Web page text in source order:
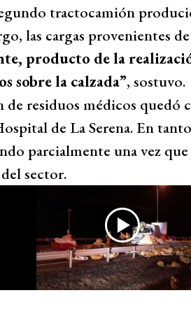
tractocamión
las cargas provenientes
producto de la
sobre la calzada”, sostuvo.
residuos médicos quedó
de La Serena. En
parcialmente una vez
sector.